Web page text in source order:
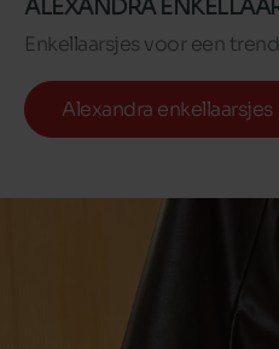
ALEXANDRA
Enkellaarsjes voor een
Alexandra enkellaarsjes